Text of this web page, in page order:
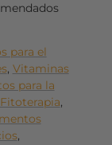
para el
, Vitaminas
para la
Fitoterapia,
,